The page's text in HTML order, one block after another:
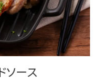
ソース